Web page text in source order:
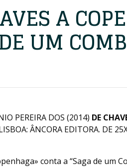
A
UM
PEREIRA DOS (2014) DE
ÂNCORA EDITORA. DE
conta a “Saga de um